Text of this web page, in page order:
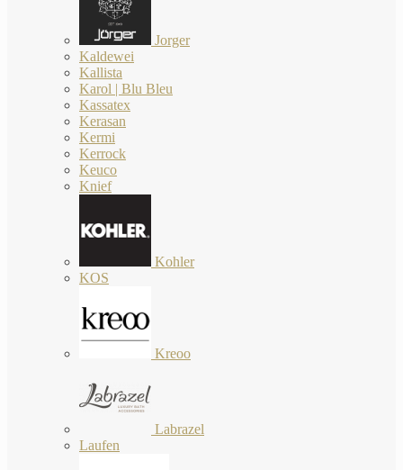
Jorger
Kaldewei
Kallista
Karol | Blu Bleu
Kassatex
Kerasan
Kermi
Kerrock
Keuco
Knief
Kohler
KOS
Kreoo
Labrazel
Laufen